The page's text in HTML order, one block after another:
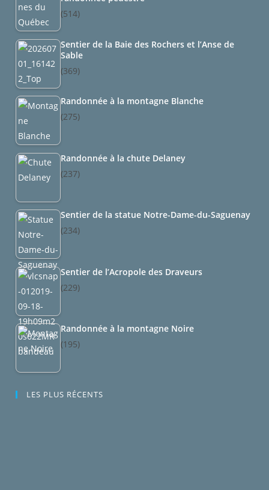
(514)
Sentier de la Baie des Rochers et l’Anse de
Sable
(369)
Randonnée à la montagne Blanche
(275)
Randonnée à la chute Delaney
(237)
Sentier de la statue Notre-Dame-du-Saguenay
(234)
Sentier de l’Acropole des Draveurs
(229)
Randonnée à la montagne Noire
(195)
LES PLUS RÉCENTS